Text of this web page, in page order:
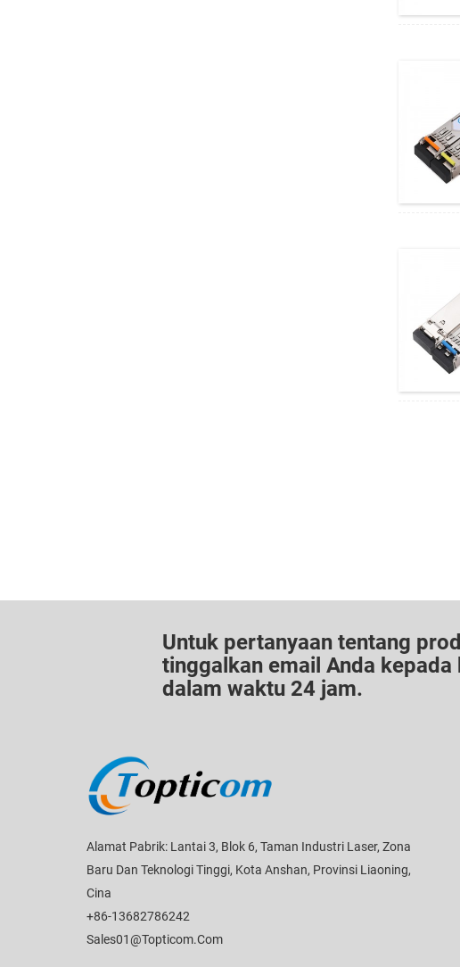
Untuk pertanyaan tentang
tinggalkan email Anda
dalam waktu 24 jam.
Alamat Pabrik: Lantai 3, Blok 6, Taman Industri Laser, Zona
Baru Dan Teknologi Tinggi, Kota Anshan, Provinsi Liaoning,
Cina
+86-13682786242
Sales01@topticom.com